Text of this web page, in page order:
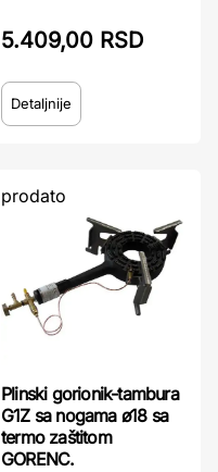
5.409,00 RSD
Detaljnije
prodato
Plinski gorionik-tambura
G1Z sa nogama ø18 sa
termo zaštitom
GORENC.